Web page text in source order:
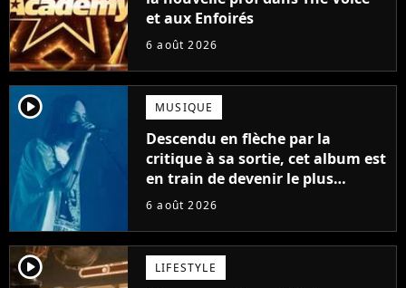
et aux Enfoirés
6 août 2026
player2 MUSIQUE
Descendu en flèche par la
critique à sa sortie, cet album est
en train de devenir le plus
populaire de son auteur
6 août 2026
player2 LIFESTYLE